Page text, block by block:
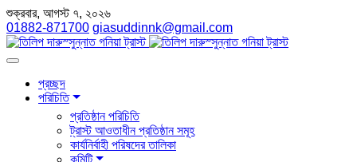
শুক্রবার, আগস্ট ৭, ২০২৬
01882-871700 giasuddinnk@gmail.com
প্রচ্ছদ
পরিচিতি
প্রতিষ্ঠান পরিচিতি
ট্রাস্ট আওতাধীন প্রতিষ্ঠান সমূহ
কার্যনির্বাহী পরিষদের তালিকা
কমিটি